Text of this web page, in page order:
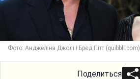
Фото: Анджеліна Джолі і Брєд Пітт (quibbll.com)
Поделиться